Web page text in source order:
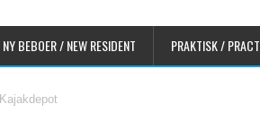
NY BEBOER / NEW RESIDENT PRAKTISK /
Kajakdepot